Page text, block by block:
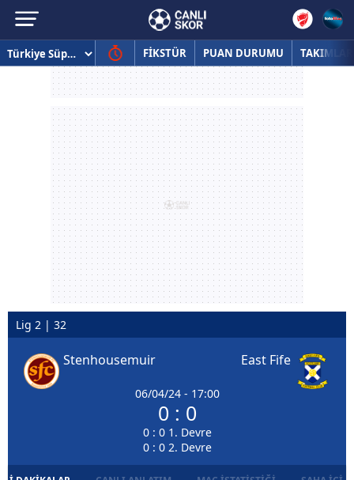
FİKSTÜR PUAN DURUMU TAKIMLAR
Lig 2 | 32
Stenhousemuir
06/04/24 - 17:00
0 : 0
0 : 0 1. Devre
0 : 0 2. Devre
East Fife